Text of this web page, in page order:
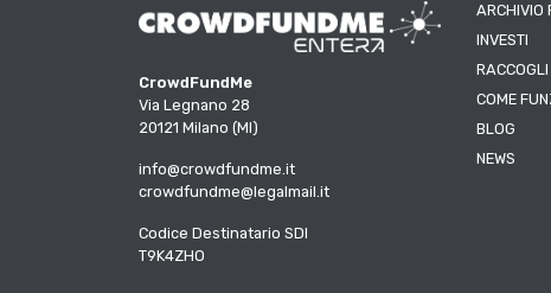
CrowdFundMe
Via Legnano 28
20121 Milano (MI)
info@crowdfundme.it
crowdfundme@legalmail.it
Codice Destinatario SDI
T9K4ZHO
ARCHIVIO
INVESTI
RACCOGLI
COME
BLOG
NEWS